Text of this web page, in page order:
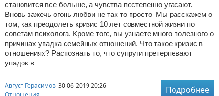
становится все больше, а чувства постепенно угасают.
Вновь зажечь огонь любви не так то просто. Мы расскажем о
том, как преодолеть кризис 10 лет совместной жизни по
советам психолога. Кроме того, вы узнаете много полезного о
причинах упадка семейных отношений. Что такое кризис в
отношениях? Распознать то, что супруги претерпевают
упадок в
Август Герасимов 30-06-2019 20:26
Отношения
Подробнее